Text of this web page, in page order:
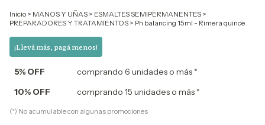
Inicio > MANOS Y UÑAS > ESMALTES SEMIPERMANENTES >
PREPARADORES Y TRATAMIENTOS > Ph balancing 15ml - Rimera quince
¡Llevá más, pagá menos!
5% OFF
comprando 6 unidades o más *
10% OFF
comprando 15 unidades o más *
(*) No acumulable con algunas promociones